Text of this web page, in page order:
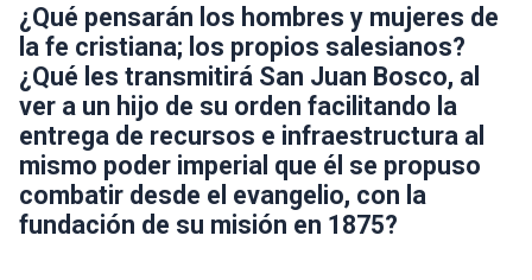
¿Qué pensarán los hombres y mujeres de
la fe cristiana; los propios salesianos?
¿Qué les transmitirá San Juan Bosco, al
ver a un hijo de su orden facilitando la
entrega de recursos e infraestructura al
mismo poder imperial que él se propuso
combatir desde el evangelio, con la
fundación de su misión en 1875?